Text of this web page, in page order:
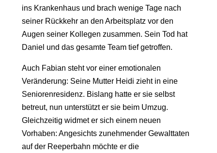
ins Krankenhaus und brach wenige Tage nach
seiner Rückkehr an den Arbeitsplatz vor den
Augen seiner Kollegen zusammen. Sein Tod hat
Daniel und das gesamte Team tief getroffen.
Auch Fabian steht vor einer emotionalen
Veränderung: Seine Mutter Heidi zieht in eine
Seniorenresidenz. Bislang hatte er sie selbst
betreut, nun unterstützt er sie beim Umzug.
Gleichzeitig widmet er sich einem neuen
Vorhaben: Angesichts zunehmender Gewalttaten
auf der Reeperbahn möchte er die